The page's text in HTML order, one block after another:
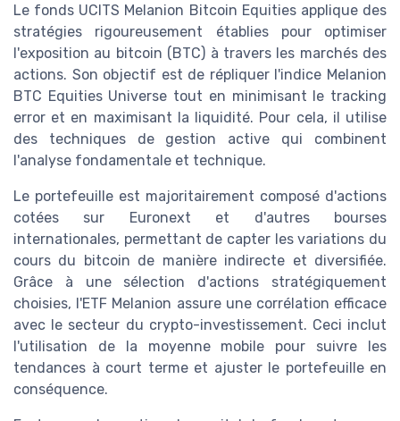
Le fonds UCITS Melanion Bitcoin Equities applique des
stratégies rigoureusement établies pour optimiser
l'exposition au bitcoin (BTC) à travers les marchés des
actions. Son objectif est de répliquer l'indice Melanion
BTC Equities Universe tout en minimisant le tracking
error et en maximisant la liquidité. Pour cela, il utilise
des techniques de gestion active qui combinent
l'analyse fondamentale et technique.
Le portefeuille est majoritairement composé d'actions
cotées sur Euronext et d'autres bourses
internationales, permettant de capter les variations du
cours du bitcoin de manière indirecte et diversifiée.
Grâce à une sélection d'actions stratégiquement
choisies, l'ETF Melanion assure une corrélation efficace
avec le secteur du crypto-investissement. Ceci inclut
l'utilisation de la moyenne mobile pour suivre les
tendances à court terme et ajuster le portefeuille en
conséquence.